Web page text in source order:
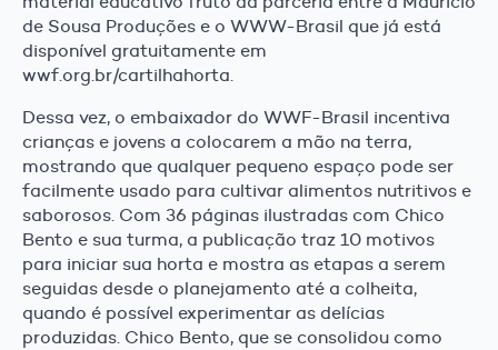
de Sousa Produções e o WWW-Brasil que já está
disponível gratuitamente em
wwf.org.br/cartilhahorta.
Dessa vez, o embaixador do WWF-Brasil incentiva
crianças e jovens a colocarem a mão na terra,
mostrando que qualquer pequeno espaço pode ser
facilmente usado para cultivar alimentos nutritivos e
saborosos. Com 36 páginas ilustradas com Chico
Bento e sua turma, a publicação traz 10 motivos
para iniciar sua horta e mostra as etapas a serem
seguidas desde o planejamento até a colheita,
quando é possível experimentar as delícias
produzidas. Chico Bento, que se consolidou como